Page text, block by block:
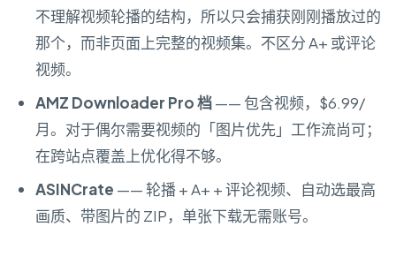
不理解视频轮播的结构，所以只会捕获刚刚播放过的
那个，而非页面上完整的视频集。不区分 A+ 或评论
视频。
AMZ Downloader Pro 档—— 包含视频，$6.99/
月。对于偶尔需要视频的「图片优先」工作流尚可；
在跨站点覆盖上优化得不够。
ASINCrate —— 轮播 + A+ + 评论视频、自动选最高
画质、带图片的 ZIP，单张下载无需账号。